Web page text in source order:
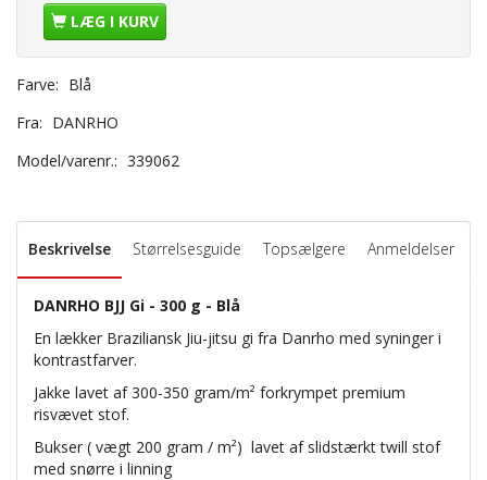
LÆG I KURV
Farve: Blå
Fra: DANRHO
Model/varenr.: 339062
Beskrivelse Størrelsesguide Topsælgere Anmeldelser
DANRHO BJJ Gi - 300 g - Blå
En lækker Braziliansk Jiu-jitsu gi fra Danrho med syninger i
kontrastfarver.
Jakke lavet af 300-350 gram/m² forkrympet premium
risvævet stof.
Bukser ( vægt 200 gram / m²) lavet af slidstærkt twill stof
med snørre i linning